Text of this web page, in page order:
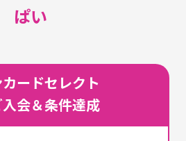
ぱい
ードセレクト
会＆条件達成